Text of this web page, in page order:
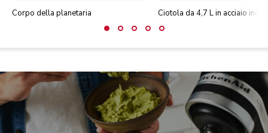
Corpo della planetaria Ciotola da 4,7 L in acciaio inox